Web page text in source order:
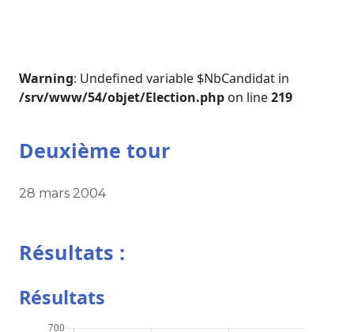
Warning: Undefined variable $NbCandidat in
/srv/www/54/objet/Election.php on line219
Deuxième tour
28 mars 2004
Résultats :
Résultats